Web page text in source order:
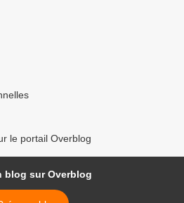
le portail Overblog
blog sur Overblog